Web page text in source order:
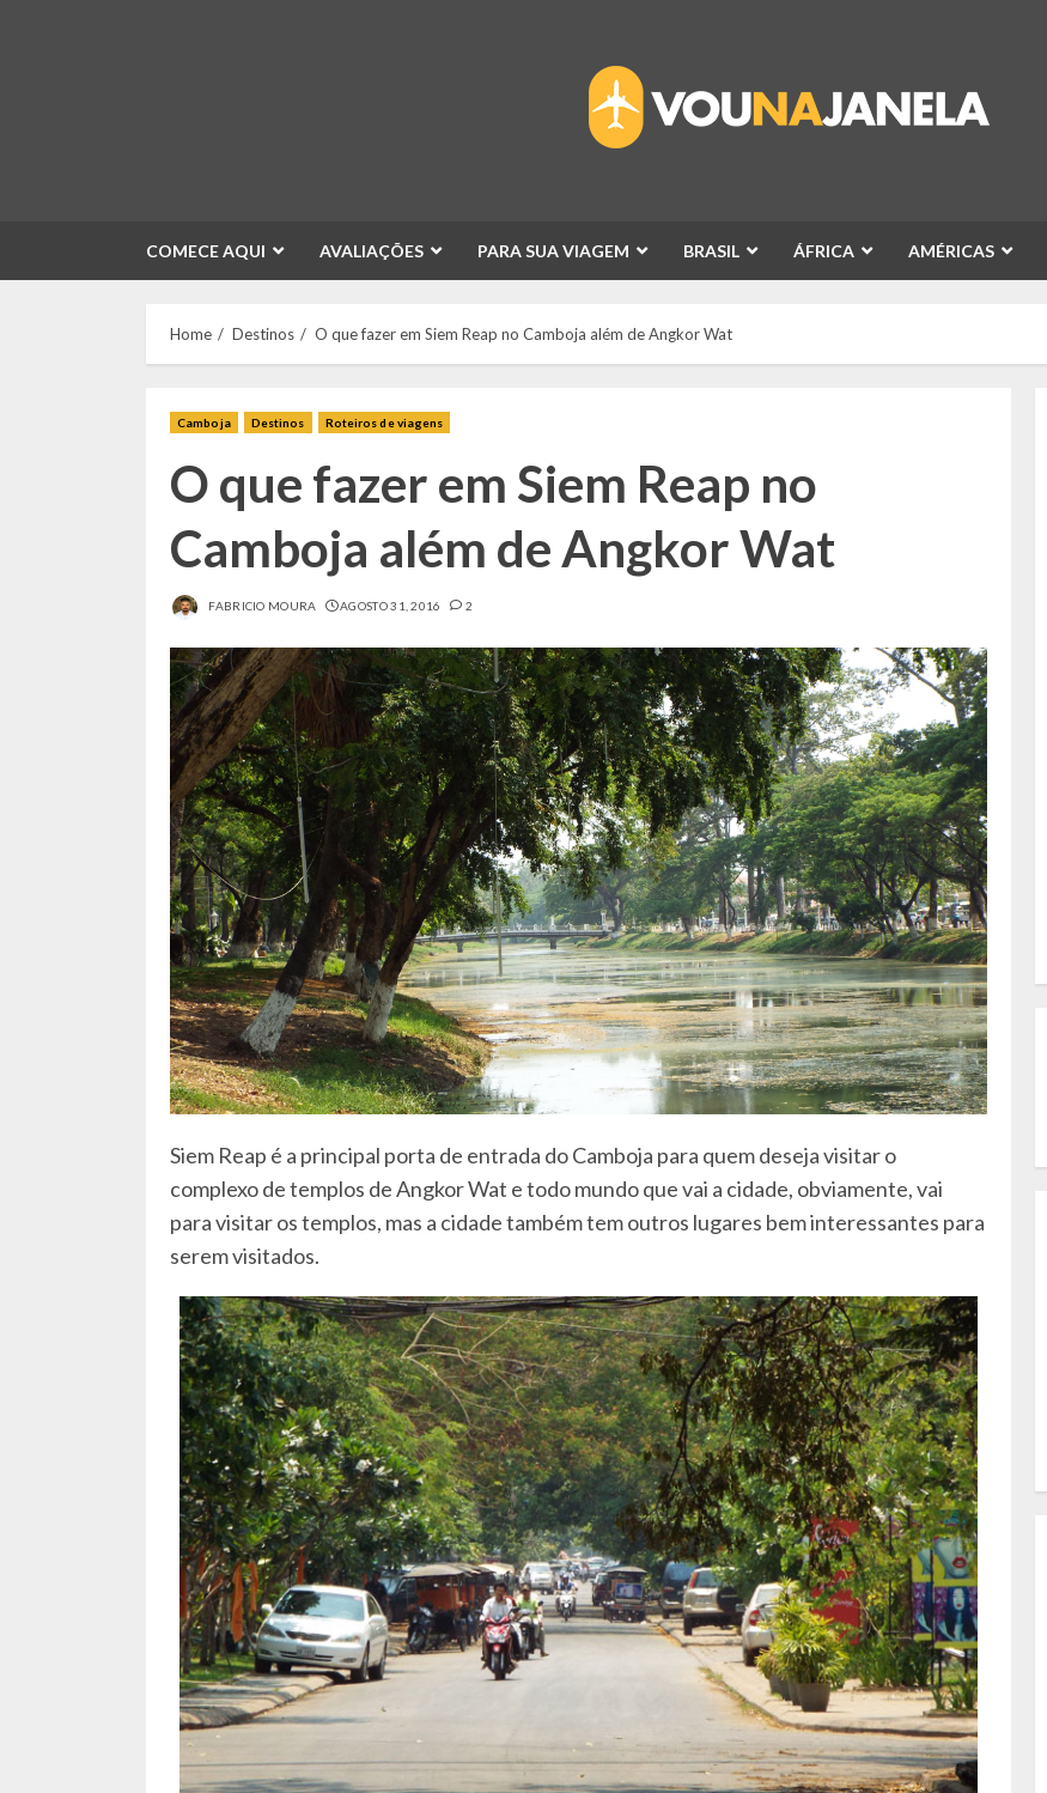
COMECE AQUI AVALIAÇÕES PARA SUA VIAGEM BRASIL ÁFRICA AMÉRICAS
Home Destinos O que fazer em Siem Reap no Camboja além de Angkor Wat
Camboja Destinos Roteiros de viagens
O que fazer em Siem Reap no
Camboja além de Angkor Wat
FABRICIO MOURA AGOSTO 31, 2016 2
Siem Reap é a principal porta de entrada do Camboja para quem deseja visitar o
complexo de templos de Angkor Wat e todo mundo que vai a cidade, obviamente, vai
para visitar os templos, mas a cidade também tem outros lugares bem interessantes para
serem visitados.